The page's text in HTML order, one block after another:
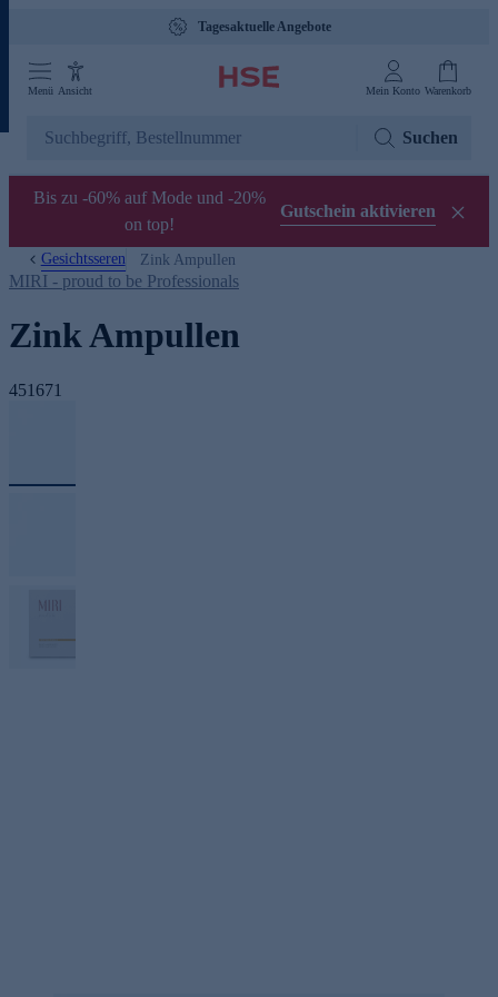
Tagesaktuelle Angebote
Menü Ansicht Mein Konto Warenkorb
Suchen
Bis zu -60% auf Mode und -20%
on top!
Gutschein aktivieren
Gesichtsseren Zink Ampullen
MIRI - proud to be Professionals
Zink Ampullen
451671